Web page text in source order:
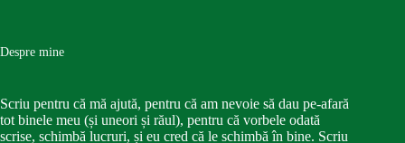
Despre mine
Scriu pentru că mă ajută, pentru că am nevoie să dau pe-afară
tot binele meu (și uneori și răul), pentru că vorbele odată
scrise, schimbă lucruri, și eu cred că le schimbă în bine. Scriu